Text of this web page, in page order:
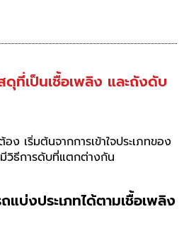
ดุที่เป็นเชื้อเพลิง และถังดับ
เริ่มต้นจากการเข้าใจประเภทของ
มีวิธีการดับที่แตกต่างกัน
แบ่งประเภทได้ตามเชื้อเพลิง